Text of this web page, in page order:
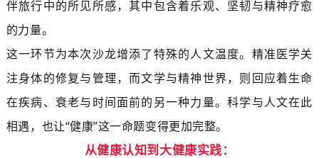
伴旅行中的所见所感，其中包含着乐观、坚韧与精神疗愈
的力量。
这一环节为本次沙龙增添了特殊的人文温度。精准医学关
注身体的修复与管理，而文学与精神世界，则回应着生命
在疾病、衰老与时间面前的另一种力量。科学与人文在此
相遇，也让“健康”这一命题变得更加完整。
从健康认知到大健康实践：